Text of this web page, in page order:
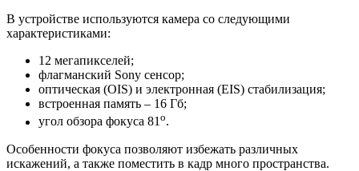
В устройстве используются камера со следующими
характеристиками:
12 мегапикселей;
флагманский Sony сенсор;
оптическая (OIS) и электронная (EIS) стабилизация;
встроенная память – 16 Гб;
угол обзора фокуса 81о.
Особенности фокуса позволяют избежать различных
искажений, а также поместить в кадр много пространства.